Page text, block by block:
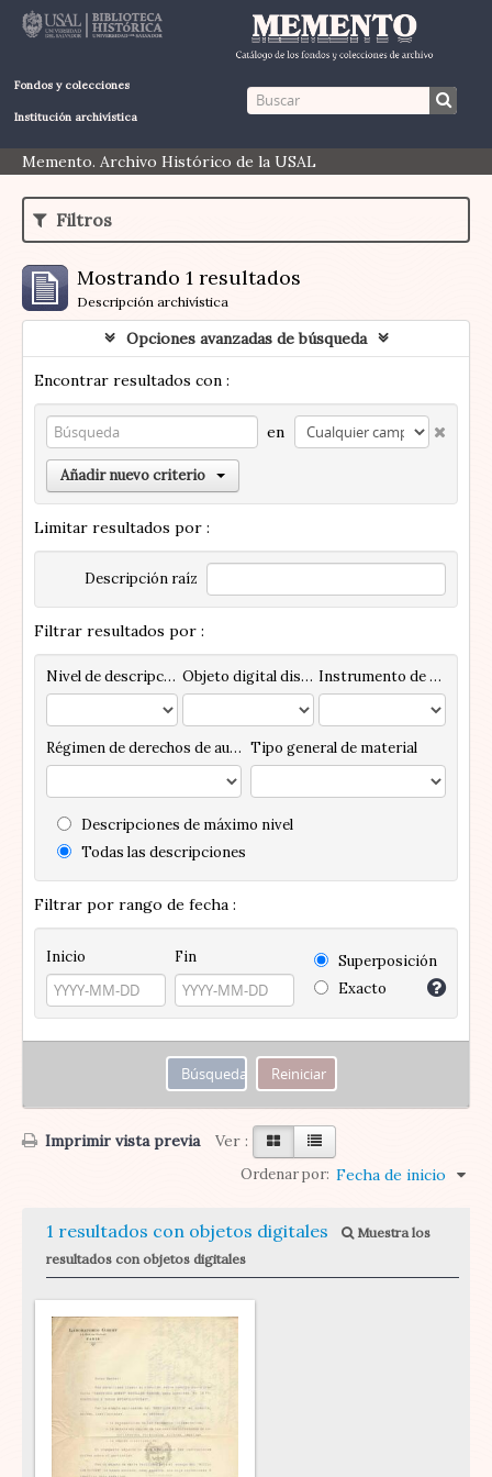
Fondos y colecciones
Institución archivística
Memento. Archivo Histórico de la USAL
Filtros
Mostrando 1 resultados
Descripción archivística
Opciones avanzadas de búsqueda
Encontrar resultados con :
en
Añadir nuevo criterio
Limitar resultados por :
Descripción raíz
Filtrar resultados por :
Nivel de descripción Objeto digital disponibles Instrumento de descripción
Régimen de derechos de autor Tipo general de material
Descripciones de máximo nivel
Todas las descripciones
Filtrar por rango de fecha :
Inicio Fin
Superposición
Exacto
Imprimir vista previa Ver :
Ordenar por: Fecha de inicio
1 resultados con objetos digitales
Muestra los
resultados con objetos digitales